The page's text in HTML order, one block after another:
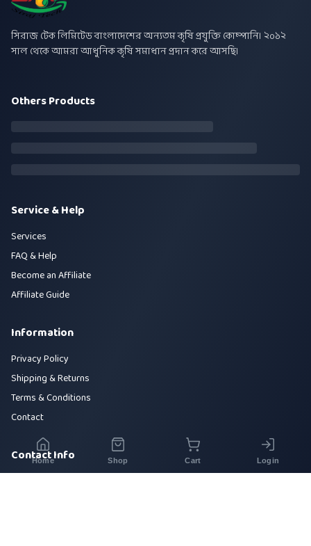
সিরাজ টেক লিমিটেড বাংলাদেশের অন্যতম কৃষি প্রযুক্তি কোম্পানি। ২০১২
সাল থেকে আমরা আধুনিক কৃষি সমাধান প্রদান করে আসছি।
Others Products
Service & Help
Services
FAQ & Help
Become an Affiliate
Affiliate Guide
Information
Privacy Policy
Shipping & Returns
Terms & Conditions
Contact
Contact Info
Home Shop Cart Login